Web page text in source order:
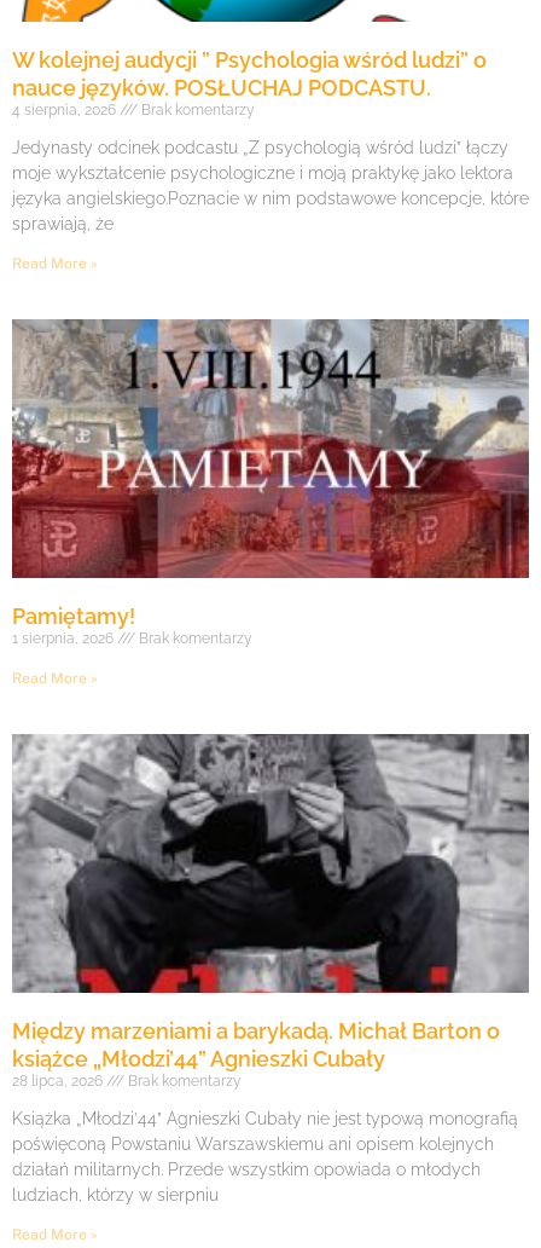
W kolejnej audycji ” Psychologia wśród ludzi” o
nauce języków. POSŁUCHAJ PODCASTU.
4 sierpnia, 2026 Brak komentarzy
Jedynasty odcinek podcastu „Z psychologią wśród ludzi” łączy
moje wykształcenie psychologiczne i moją praktykę jako lektora
języka angielskiego.Poznacie w nim podstawowe koncepcje, które
sprawiają, że
Read More »
Pamiętamy!
1 sierpnia, 2026 Brak komentarzy
Read More »
Między marzeniami a barykadą. Michał Barton o
książce „Młodzi’44” Agnieszki Cubały
28 lipca, 2026 Brak komentarzy
Książka „Młodzi’44” Agnieszki Cubały nie jest typową monografią
poświęconą Powstaniu Warszawskiemu ani opisem kolejnych
działań militarnych. Przede wszystkim opowiada o młodych
ludziach, którzy w sierpniu
Read More »